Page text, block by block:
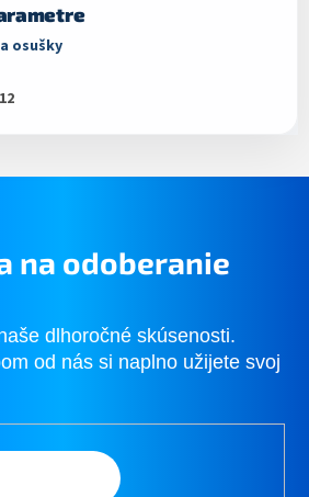
osušky
na odoberanie
dlhoročné skúsenosti.
od nás si naplno užijete svoj